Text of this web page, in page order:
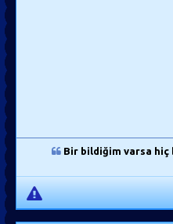
Bir bildiğim varsa hiç